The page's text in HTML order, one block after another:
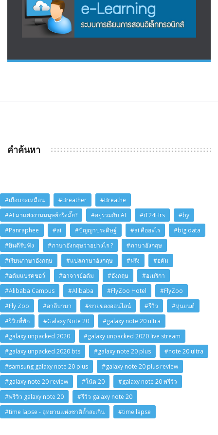
คำค้นหา
#เกือบจะเหมือน #Breather
#Breathe
#AI มาแย่งงานมนุษย์จริงมั๊ย?
#อยู่ร่วมกับ AI #iT24Hrs
#by
#Panraphee
#ai #ปัญญาประดิษฐ์ #ai คืออะไร
#big data
#ยินดีรับฟัง
#ภาษาอังกฤษว่าอย่างไร ?
#ภาษาอังกฤษ
#เรียนภาษาอังกฤษ
#แปลภาษาอังกฤษ #ฝรั่ง
#อดัม
#อดัมแบรดชอว์
#อาจารย์อดัม #อังกฤษ
#อเมริกา
#Alibaba Campus
#Alibaba #FlyZoo Hotel
#FlyZoo
#Fly Zoo
#อาลีบาบา #ขายของออนไลน์ #รีวิว
#หุ่นยนต์
#รีวิวที่พัก
#Galaxy Note 20
#galaxy note 20 ultra
#galaxy unpacked 2020
#galaxy unpacked 2020 live stream
#galaxy unpacked 2020 bts
#galaxy note 20 plus
#note 20 ultra
#samsung galaxy note 20 plus
#galaxy note 20 plus review
#galaxy note 20 review
#โน้ต 20
#galaxy note 20 พรีวิว
#พรีวิว galaxy note 20
#รีวิว galaxy note 20
#time lapse - อุทยานแห่งชาติถ้ำสะเกิน
#time lapse